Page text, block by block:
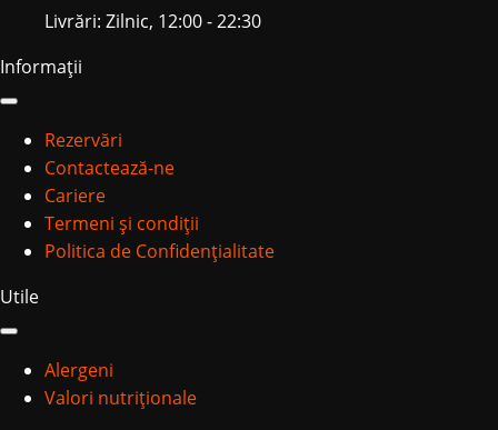
Livrări: Zilnic, 12:00 - 22:30
Informații
Rezervări
Contactează-ne
Cariere
Termeni și condiții
Politica de Confidențialitate
Utile
Alergeni
Valori nutriționale